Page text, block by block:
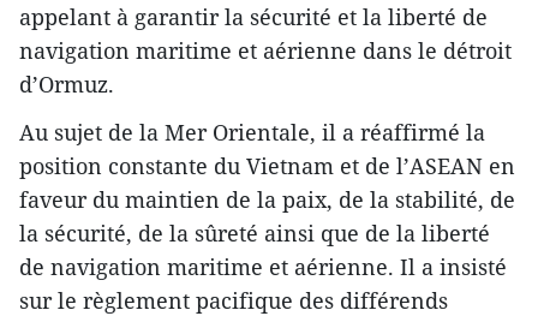
appelant à garantir la sécurité et la liberté de
navigation maritime et aérienne dans le détroit
d’Ormuz.
​Au sujet de la Mer Orientale, il a réaffirmé la
position constante du Vietnam et de l’ASEAN en
faveur du maintien de la paix, de la stabilité, de
la sécurité, de la sûreté ainsi que de la liberté
de navigation maritime et aérienne. Il a insisté
sur le règlement pacifique des différends